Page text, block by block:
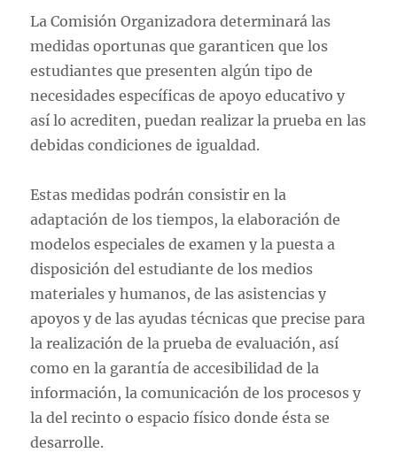
La Comisión Organizadora determinará las
medidas oportunas que garanticen que los
estudiantes que presenten algún tipo de
necesidades específicas de apoyo educativo y
así lo acrediten, puedan realizar la prueba en las
debidas condiciones de igualdad.
Estas medidas podrán consistir en la
adaptación de los tiempos, la elaboración de
modelos especiales de examen y la puesta a
disposición del estudiante de los medios
materiales y humanos, de las asistencias y
apoyos y de las ayudas técnicas que precise para
la realización de la prueba de evaluación, así
como en la garantía de accesibilidad de la
información, la comunicación de los procesos y
la del recinto o espacio físico donde ésta se
desarrolle.